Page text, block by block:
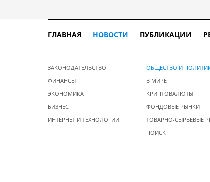
ГЛАВНАЯ НОВОСТИ ПУБЛИКАЦИИ
ЗАКОНОДАТЕЛЬСТВО
ФИНАНСЫ
ЭКОНОМИКА
БИЗНЕС
ИНТЕРНЕТ И ТЕХНОЛОГИИ
ОБЩЕСТВО И
В МИРЕ
КРИПТОВАЛЮТЫ
ФОНДОВЫЕ РЫНКИ
ТОВАРНО-СЫРЬЕВЫЕ
ПОИСК